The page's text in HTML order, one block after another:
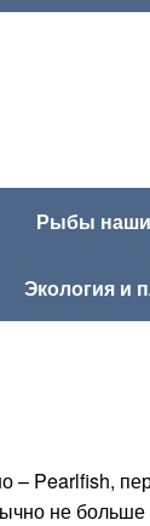
Рыбы
Экология и
– Pearlfish,
не